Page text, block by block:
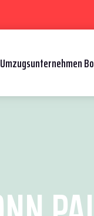
Umzugsunternehmen